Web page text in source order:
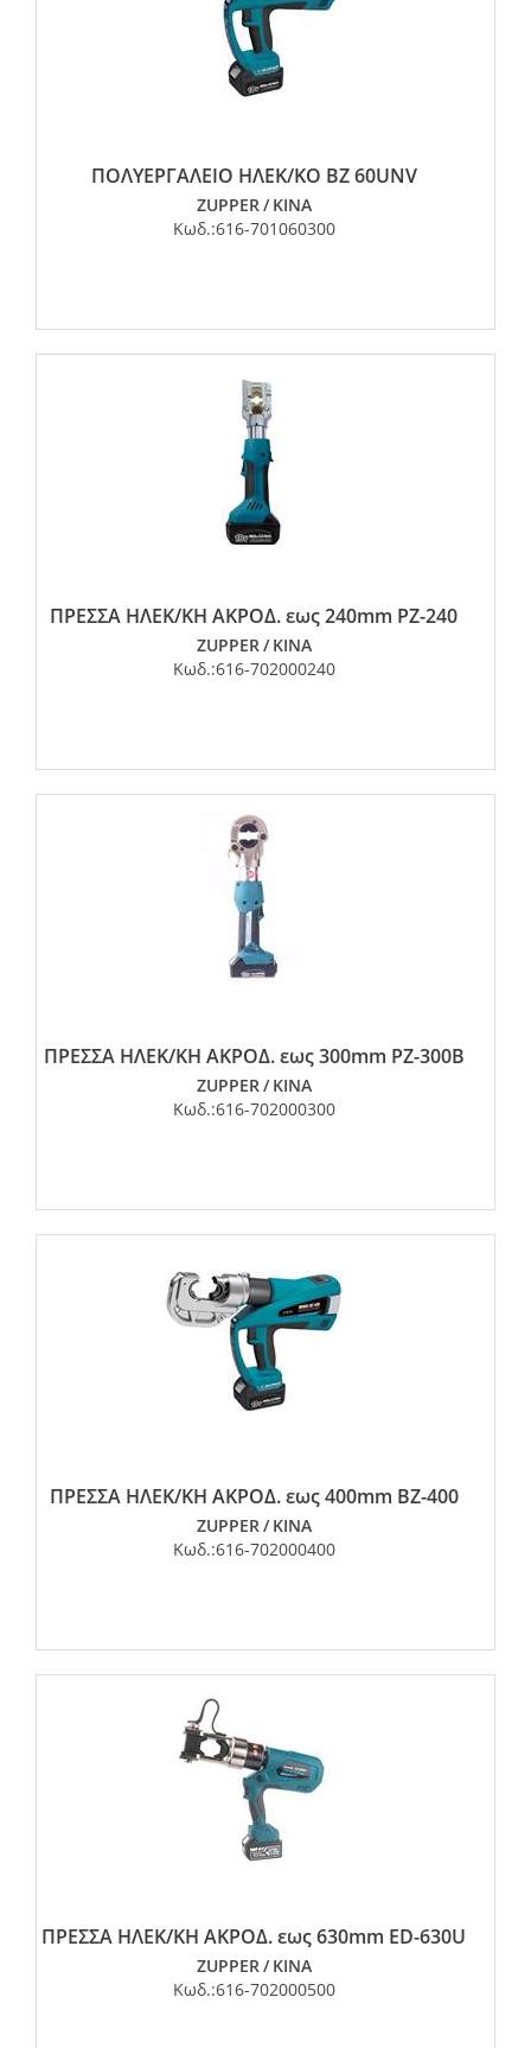
ΠΟΛΥΕΡΓΑΛΕΙΟ ΗΛΕΚ/ΚΟ BZ 60UNV
ZUPPER/ ΚΙΝΑ
Κωδ.:616-701060300
ΠΡΕΣΣΑ ΗΛΕΚ/ΚΗ ΑΚΡΟΔ. εως 240mm PZ-240
ZUPPER/ ΚΙΝΑ
Κωδ.:616-702000240
ΠΡΕΣΣΑ ΗΛΕΚ/ΚΗ ΑΚΡΟΔ. εως 300mm PZ-300B
ZUPPER/ ΚΙΝΑ
Κωδ.:616-702000300
ΠΡΕΣΣΑ ΗΛΕΚ/ΚΗ ΑΚΡΟΔ. εως 400mm ΒΖ-400
ZUPPER/ ΚΙΝΑ
Κωδ.:616-702000400
ΠΡΕΣΣΑ ΗΛΕΚ/ΚΗ ΑΚΡΟΔ. εως 630mm ED-630U
ZUPPER/ ΚΙΝΑ
Κωδ.:616-702000500